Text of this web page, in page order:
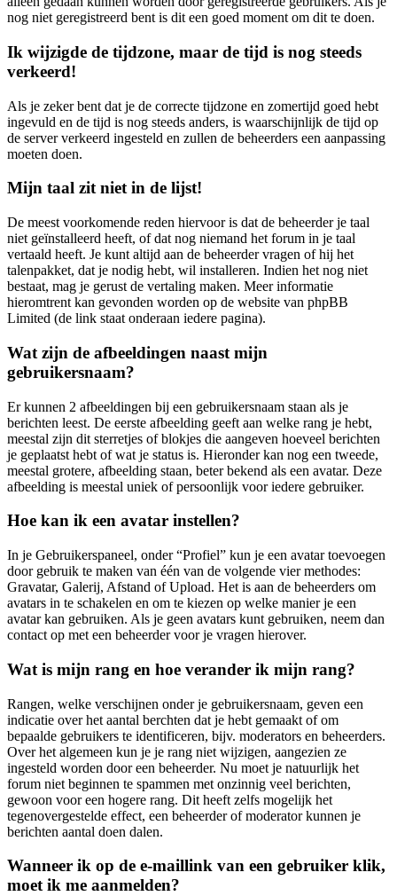
nog niet geregistreerd bent is dit een goed moment om dit te doen.
Ik wijzigde de tijdzone, maar de tijd is nog steeds
verkeerd!
Als je zeker bent dat je de correcte tijdzone en zomertijd goed hebt
ingevuld en de tijd is nog steeds anders, is waarschijnlijk de tijd op
de server verkeerd ingesteld en zullen de beheerders een aanpassing
moeten doen.
Mijn taal zit niet in de lijst!
De meest voorkomende reden hiervoor is dat de beheerder je taal
niet geïnstalleerd heeft, of dat nog niemand het forum in je taal
vertaald heeft. Je kunt altijd aan de beheerder vragen of hij het
talenpakket, dat je nodig hebt, wil installeren. Indien het nog niet
bestaat, mag je gerust de vertaling maken. Meer informatie
hieromtrent kan gevonden worden op de website van phpBB
Limited (de link staat onderaan iedere pagina).
Wat zijn de afbeeldingen naast mijn
gebruikersnaam?
Er kunnen 2 afbeeldingen bij een gebruikersnaam staan als je
berichten leest. De eerste afbeelding geeft aan welke rang je hebt,
meestal zijn dit sterretjes of blokjes die aangeven hoeveel berichten
je geplaatst hebt of wat je status is. Hieronder kan nog een tweede,
meestal grotere, afbeelding staan, beter bekend als een avatar. Deze
afbeelding is meestal uniek of persoonlijk voor iedere gebruiker.
Hoe kan ik een avatar instellen?
In je Gebruikerspaneel, onder “Profiel” kun je een avatar toevoegen
door gebruik te maken van één van de volgende vier methodes:
Gravatar, Galerij, Afstand of Upload. Het is aan de beheerders om
avatars in te schakelen en om te kiezen op welke manier je een
avatar kan gebruiken. Als je geen avatars kunt gebruiken, neem dan
contact op met een beheerder voor je vragen hierover.
Wat is mijn rang en hoe verander ik mijn rang?
Rangen, welke verschijnen onder je gebruikersnaam, geven een
indicatie over het aantal berchten dat je hebt gemaakt of om
bepaalde gebruikers te identificeren, bijv. moderators en beheerders.
Over het algemeen kun je je rang niet wijzigen, aangezien ze
ingesteld worden door een beheerder. Nu moet je natuurlijk het
forum niet beginnen te spammen met onzinnig veel berichten,
gewoon voor een hogere rang. Dit heeft zelfs mogelijk het
tegenovergestelde effect, een beheerder of moderator kunnen je
berichten aantal doen dalen.
Wanneer ik op de e-maillink van een gebruiker klik,
moet ik me aanmelden?